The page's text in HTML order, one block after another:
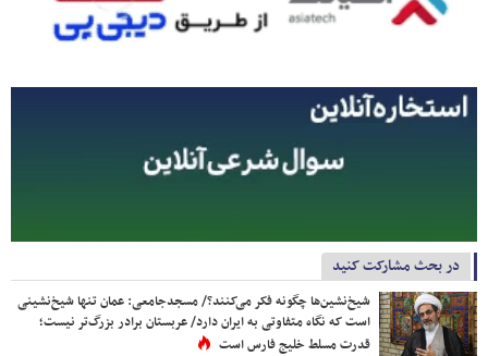
در بحث مشارکت کنید
شیخ‌نشین‌ها چگونه فکر می‌کنند؟/ مسجدجامعی: عمان تنها شیخ‌نشینی
است که نگاه متفاوتی به ایران دارد/ عربستان برادر بزرگ‌تر نیست؛
قدرت مسلط خلیج فارس است